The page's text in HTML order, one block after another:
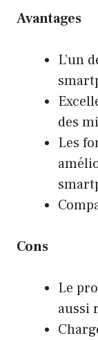
Avantages
L’un
des
Les
Cons
Le
aussi